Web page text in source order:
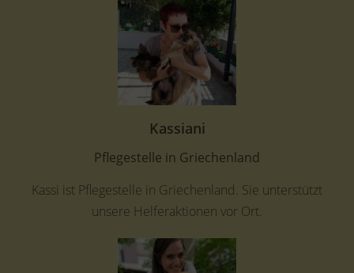
Kassiani
Pflegestelle in Griechenland
Kassi ist Pflegestelle in Griechenland. Sie unterstützt
unsere Helferaktionen vor Ort.